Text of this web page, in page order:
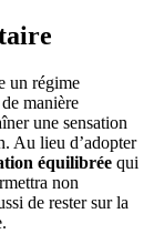
un régime
manière
une sensation
Au lieu d’adopter
équilibrée qui
non
de rester sur la